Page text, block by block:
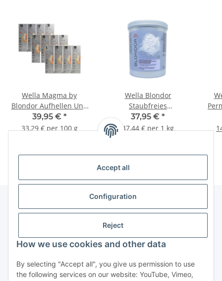
Accept all
Configuration
Reject
How we use cookies and other data
By selecting "Accept all", you give us permission to use
the following services on our website: YouTube, Vimeo,
Wella Magma by
Blondor Aufhellen Und
Nuancieren In Einem
Schritt - 120g
39,95 € *
33,29 € per 100 g
Wella Blondor
Staubfreies
Blondierpulver Multi
Blonde Powder, 800g
37,95 € *
47,44 € per 1 kg
Withdraw contract